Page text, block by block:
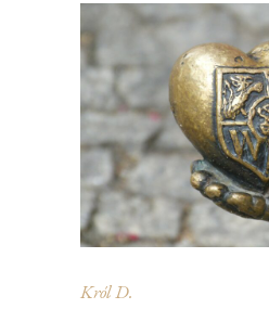
Król D.